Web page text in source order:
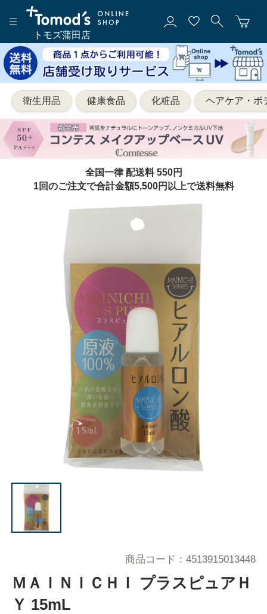
トモズ蒲田店
衛生用品 健康食品 化粧品 ヘアケア・ボ
全国一律 配送料 550円
1回のご注文で合計金額5,500円以上で送料無料
ＭＡＩＮＩＣＨＩ プラスピュアＨ
Ｙ 15mL
商品コード 4513915013448